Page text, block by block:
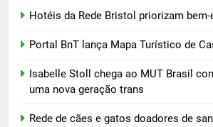
Hotéis da Rede Bristol priorizam
Portal BnT lança Mapa Turístico de
Isabelle Stoll chega ao MUT Brasil
uma nova geração trans
Rede de cães e gatos doadores de